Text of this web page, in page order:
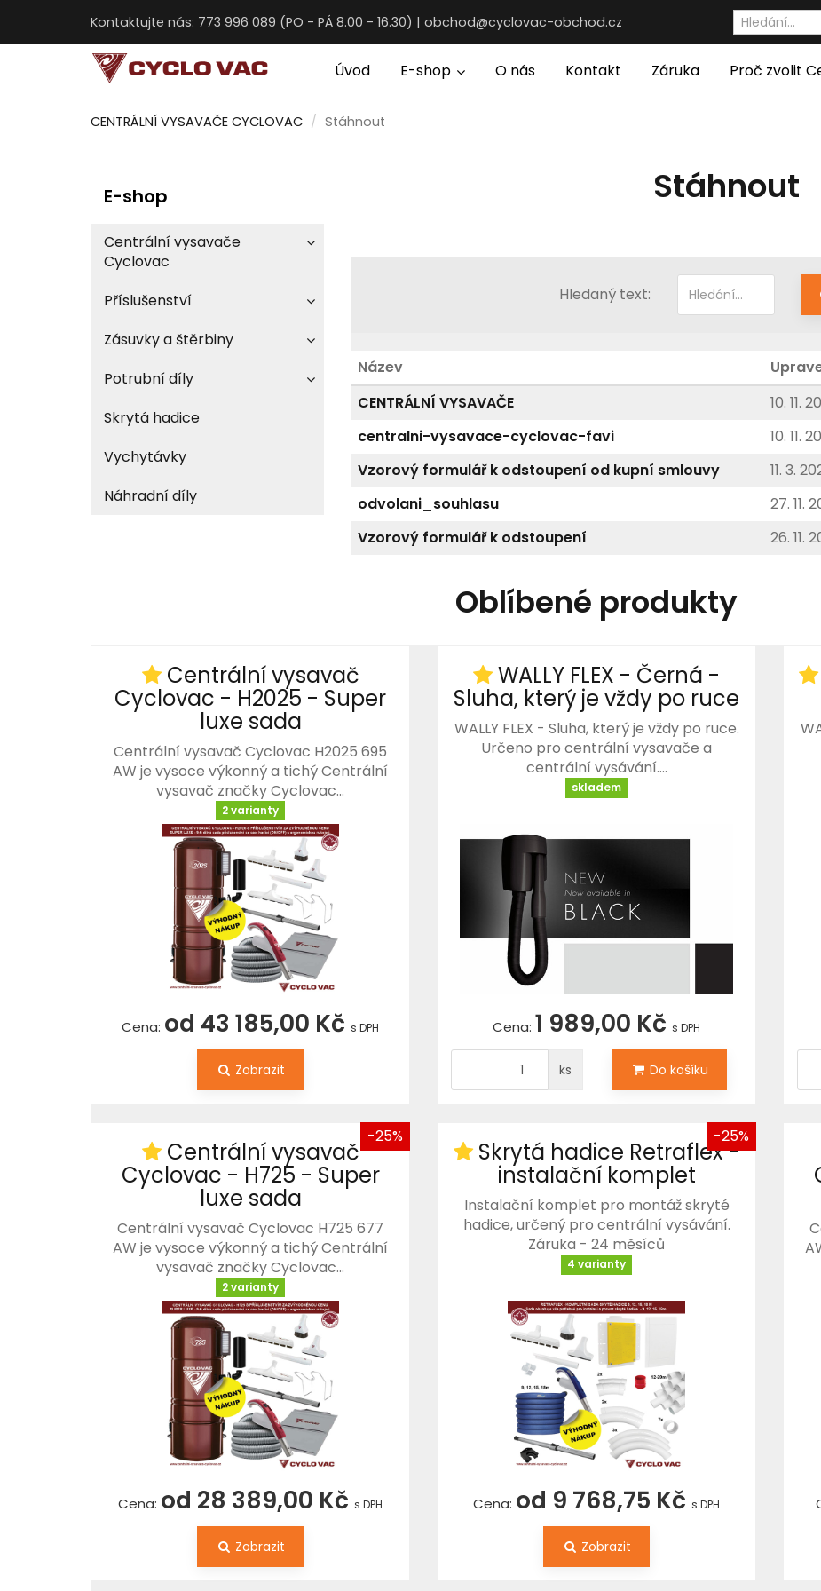
Kontaktujte nás: 773 996 089 (PO - PÁ 8.00 - 16.30) | obchod@cyclovac-obchod.cz
Úvod E-shop O nás Kontakt Záruka Proč zvolit
CENTRÁLNÍ VYSAVAČE CYCLOVAC Stáhnout
E-shop
Centrální vysavače
Cyclovac
Příslušenství
Zásuvky a štěrbiny
Potrubní díly
Skrytá hadice
Vychytávky
Náhradní díly
Stáhnout
Hledaný text:
Název
CENTRÁLNÍ VYSAVAČE
10. 11.
centralni-vysavace-cyclovac-favi
10. 11.
Vzorový formulář k odstoupení od kupní smlouvy
11. 3.
odvolani_souhlasu
27. 11.
Vzorový formulář k odstoupení
26. 11.
Oblíbené produkty
Centrální vysavač
Cyclovac - H2025 - Super
luxe sada
Centrální vysavač Cyclovac H2025 695
AW je vysoce výkonný a tichý Centrální
vysavač značky Cyclovac…
2 varianty
Cena: od 43 185,00 Kč s DPH
Zobrazit
WALLY FLEX - Černá -
Sluha, který je vždy po ruce
WALLY FLEX - Sluha, který je vždy po ruce.
Určeno pro centrální vysavače a
centrální vysávání.…
skladem
Cena: 1 989,00 Kč s DPH
ks Do košíku
-25%
Centrální vysavač
Cyclovac - H725 - Super
luxe sada
Centrální vysavač Cyclovac H725 677
AW je vysoce výkonný a tichý Centrální
vysavač značky Cyclovac…
2 varianty
Cena: od 28 389,00 Kč s DPH
Zobrazit
-25%
Skrytá hadice Retraflex -
instalační komplet
Instalační komplet pro montáž skryté
hadice, určený pro centrální vysávání.
Záruka - 24 měsíců
4 varianty
Cena: od 9 768,75 Kč s DPH
Zobrazit